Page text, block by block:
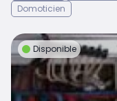
Domoticien
Disponible